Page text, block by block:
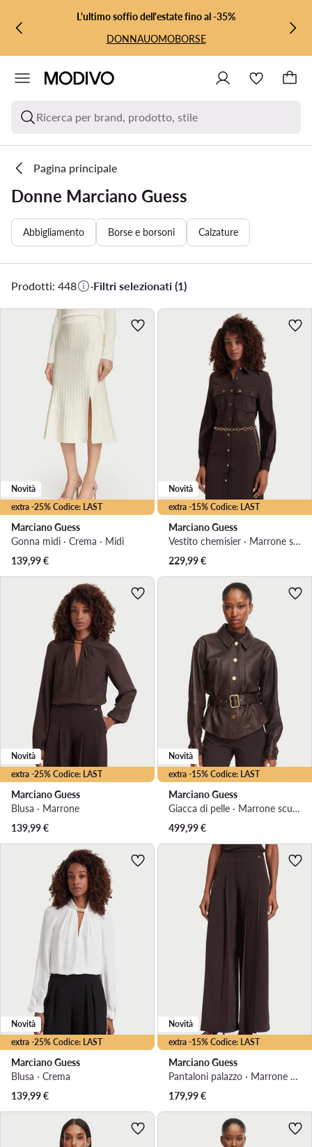
VAI AL CONTENUTO PRINCIPALE
VAI ALLA RICERCAL'ultimo soffio dell'estate fino al -35%
DONNAUOMOBORSE
Ricerca per brand, prodotto, stile
Pagina principale
Donne Marciano Guess
Abbigliamento Borse e borsoni Calzature
Prodotti: 448 ·Filtri selezionati (1)
extra -25% Codice: LAST
Novità
Marciano Guess
Gonna midi · Crema · Midi
139,99€
extra -15% Codice: LAST
Novità
Marciano Guess
Vestito chemisier · Marrone scuro · Midi
229,99€
extra -25% Codice: LAST
Novità
Marciano Guess
Blusa · Marrone
139,99€
extra -15% Codice: LAST
Novità
Marciano Guess
Giacca di pelle · Marrone scuro
499,99€
extra -25% Codice: LAST
Novità
Marciano Guess
Blusa · Crema
139,99€
extra -15% Codice: LAST
Novità
Marciano Guess
Pantaloni palazzo · Marrone scuro · Regular Fit
179,99€